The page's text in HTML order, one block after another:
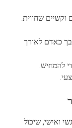
שחווית.
כאדם לאורך
להמחיש.
ואישי, שיכול